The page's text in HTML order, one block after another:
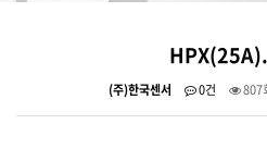
(주)한국센서 0건 807